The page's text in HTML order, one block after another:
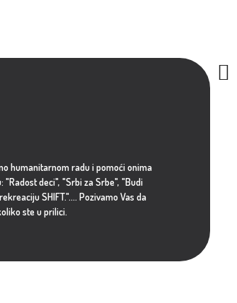
humanitarnom radu i pomoći onima
deci", "Srbi za Srbe", "Budi
SHIFT.".... Pozivamo Vas da
ste u prilici.